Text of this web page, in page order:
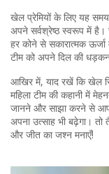
खेल प्रेमियों के लिए यह समय
अपने सर्वश्रेष्ठ स्वरूप में है।
हर कोने से सकारात्मक
टीम को अपने दिल की
आखिर में, याद रखें कि खेल
महिला टीम की कहानी में
जानने और साझा करने से
अपना उत्साह भी बढ़ेगा।
और जीत का जश्न मनाएँ!